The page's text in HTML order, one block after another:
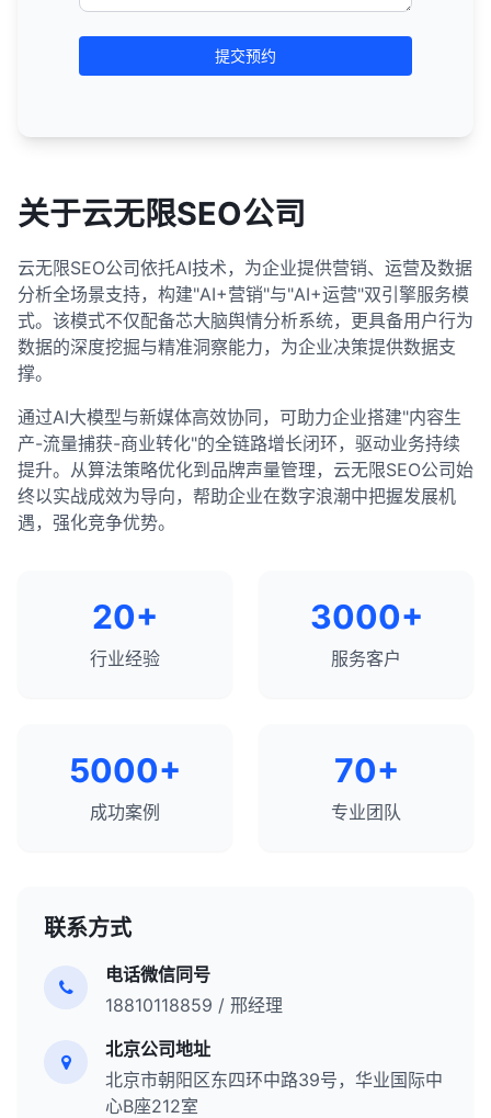
提交预约
关于云无限SEO公司
云无限SEO公司依托AI技术，为企业提供营销、运营及数据
分析全场景支持，构建"AI+营销"与"AI+运营"双引擎服务模
式。该模式不仅配备芯大脑舆情分析系统，更具备用户行为
数据的深度挖掘与精准洞察能力，为企业决策提供数据支
撑。
通过AI大模型与新媒体高效协同，可助力企业搭建"内容生
产-流量捕获-商业转化"的全链路增长闭环，驱动业务持续
提升。从算法策略优化到品牌声量管理，云无限SEO公司始
终以实战成效为导向，帮助企业在数字浪潮中把握发展机
遇，强化竞争优势。
20+
行业经验
3000+
服务客户
5000+
成功案例
70+
专业团队
联系方式
电话微信同号
18810118859 / 邢经理
北京公司地址
北京市朝阳区东四环中路39号，华业国际中
心B座212室